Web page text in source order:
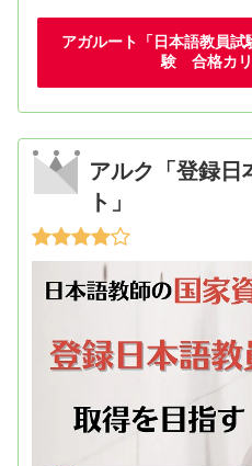
アガルート「日本語教員
験 合格カリ
アルク「登録日
ト」